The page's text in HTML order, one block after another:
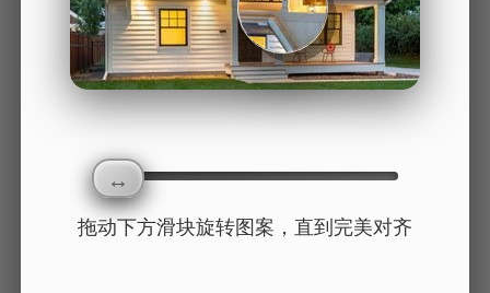
拖动下方滑块旋转图案，直到完美对齐